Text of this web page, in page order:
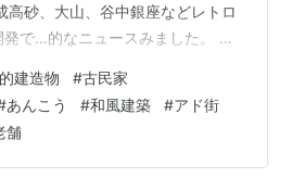
高砂、大山、谷中銀座などレトロ
で…的なニュースみました。 お
ともかく十条や小平にタワマン
日本橋の首都高を地下化して青
周辺に高層ビル建てまくってま
りました。 …冒頭からなんだか
建造物 #古民家
あんこう #和風建築 #アド街
舗